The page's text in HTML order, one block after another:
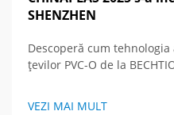
SHENZHEN
Descoperă cum
țevilor PVC-O de la
VEZI MAI MULT